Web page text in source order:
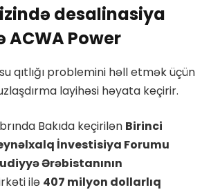
desalinasiya
ACWA Power
qıtlığı problemini həll etmək üçün
layihəsi həyata keçirir.
Bakıda keçirilən Birinci
İnvestisiya Forumu
Ərəbistanının
ilə 407 milyon dollarlıq